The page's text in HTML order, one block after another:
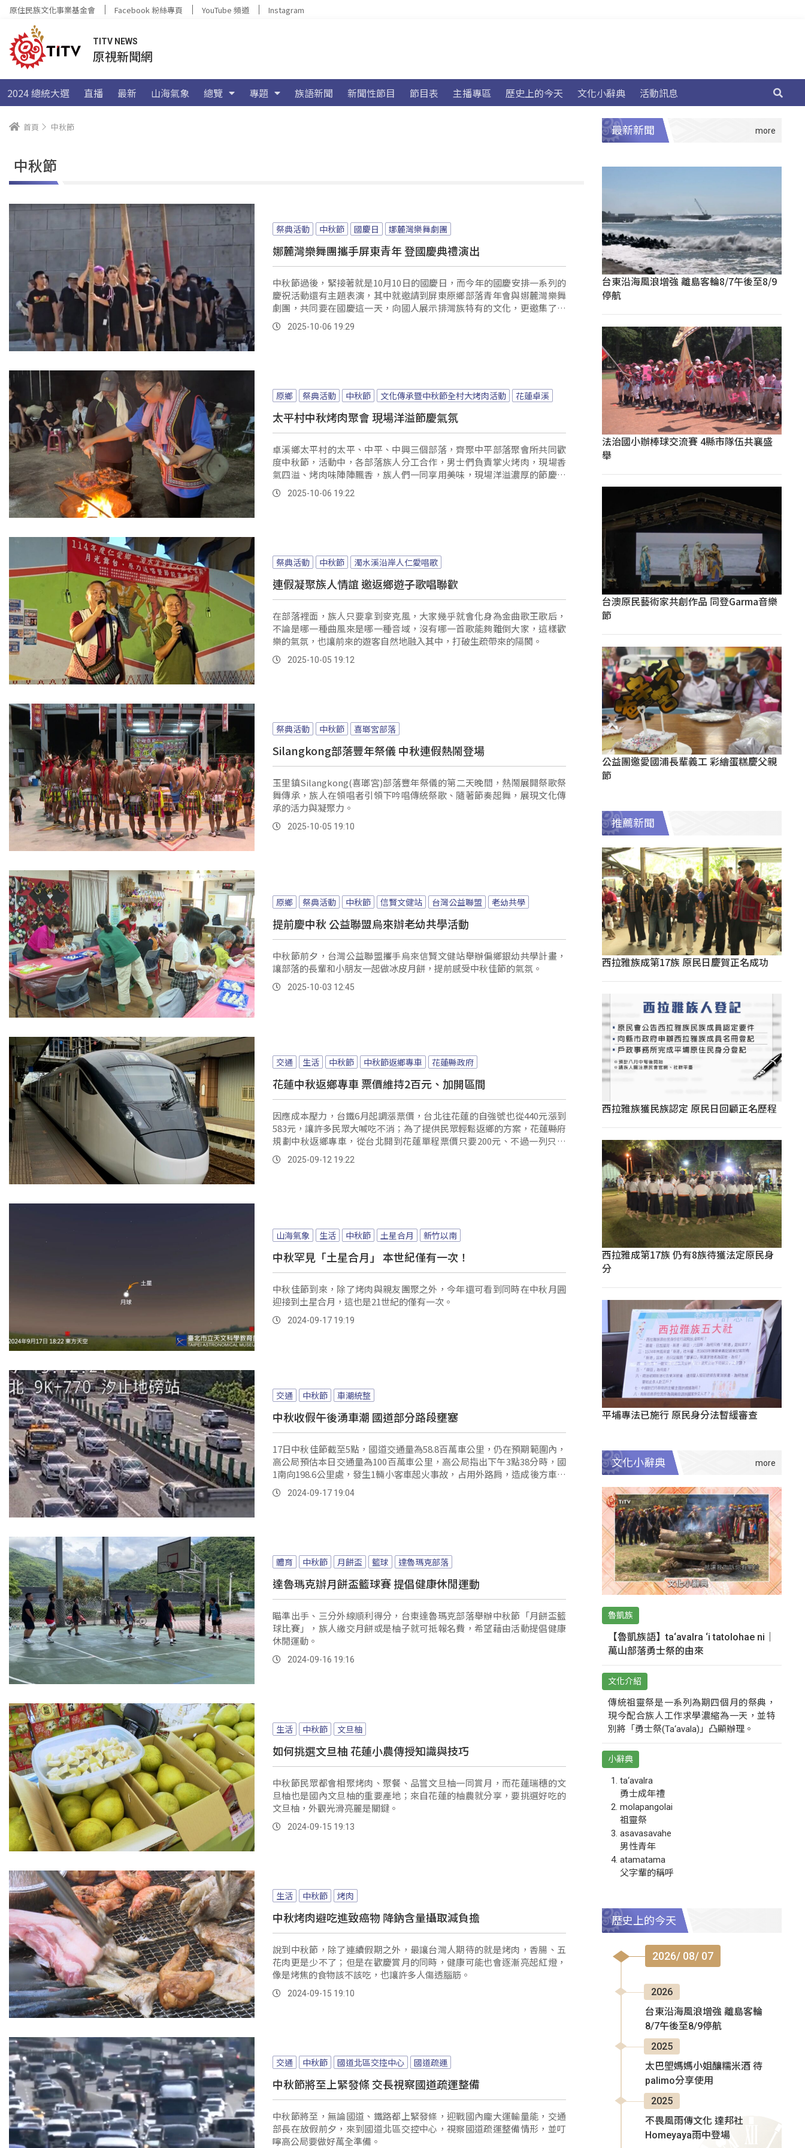
原住民族文化事業基金會 Facebook 粉絲專頁 YouTube 頻道 Instagram
TITV NEWS
原視新聞網
2024 總統大選 直播 最新 山海氣象 總覽 專題 族語新聞 新聞性節目 節目表 主播專區 歷史上的今天 文化小辭典 活動訊息
首頁 中秋節
中秋節
祭典活動 中秋節 國慶日 娜麓灣樂舞劇團
娜麓灣樂舞團攜手屏東青年 登國慶典禮演出
中秋節過後，緊接著就是10月10日的國慶日，而今年的國慶安排一系列的
慶祝活動還有主題表演，其中就邀請到屏東原鄉部落青年會與娜麓灣樂舞
劇團，共同要在國慶這一天，向國人展示排灣族特有的文化，更邀集了不
同部落一起盛大演出。
2025-10-06 19:29
原鄉 祭典活動 中秋節 文化傳承暨中秋節全村大烤肉活動 花蓮卓溪
太平村中秋烤肉聚會 現場洋溢節慶氣氛
卓溪鄉太平村的太平、中平、中興三個部落，齊聚中平部落聚會所共同歡
度中秋節，活動中，各部落族人分工合作，男士們負責掌火烤肉，現場香
氣四溢、烤肉味陣陣飄香，族人們一同享用美味，現場洋溢濃厚的節慶氣
氛。2025-10-06 19:22
祭典活動 中秋節 濁水溪沿岸人仁愛唱歌
連假凝聚族人情誼 邀返鄉遊子歌唱聯歡
在部落裡面，族人只要拿到麥克風，大家幾乎就會化身為金曲歌王歌后，
不論是哪一種曲風來是哪一種音域，沒有哪一首歌能夠難倒大家，這樣歡
樂的氣氛，也讓前來的遊客自然地融入其中，打破生疏帶來的隔閡。
2025-10-05 19:12
祭典活動 中秋節 喜瑯宮部落
Silangkong部落豐年祭儀 中秋連假熱鬧登場
玉里鎮Silangkong(喜瑯宮)部落豐年祭儀的第二天晚間，熱鬧展開祭歌祭
舞傳承，族人在領唱者引領下吟唱傳統祭歌、隨著節奏起舞，展現文化傳
承的活力與凝聚力。
2025-10-05 19:10
原鄉 祭典活動 中秋節 信賢文健站 台灣公益聯盟 老幼共學
提前慶中秋 公益聯盟烏來辦老幼共學活動
中秋節前夕，台灣公益聯盟攜手烏來信賢文健站舉辦偏鄉銀幼共學計畫，
讓部落的長輩和小朋友一起做冰皮月餅，提前感受中秋佳節的氣氛。
2025-10-03 12:45
交通 生活 中秋節 中秋節返鄉專車 花蓮縣政府
花蓮中秋返鄉專車 票價維持2百元、加開區間
因應成本壓力，台鐵6月起調漲票價，台北往花蓮的自強號也從440元漲到
583元，讓許多民眾大喊吃不消；為了提供民眾輕鬆返鄉的方案，花蓮縣府
規劃中秋返鄉專車，從台北開到花蓮單程票價只要200元、不過一列只有
372個座位。
2025-09-12 19:22
山海氣象 生活 中秋節 土星合月 新竹以南
中秋罕見「土星合月」 本世紀僅有一次！
中秋佳節到來，除了烤肉與親友團聚之外，今年還可看到同時在中秋月圓
迎接到土星合月，這也是21世紀的僅有一次。
2024-09-17 19:19
交通 中秋節 車潮統整
中秋收假午後湧車潮 國道部分路段壅塞
17日中秋佳節截至5點，國道交通量為58.8百萬車公里，仍在預期範圍內，
高公局預估本日交通量為100百萬車公里，高公局指出下午3點38分時，國
1南向198.6公里處，發生1輛小客車起火事故，占用外路肩，造成後方車流
回堵5公里。
2024-09-17 19:04
體育 中秋節 月餅盃 籃球 達魯瑪克部落
達魯瑪克辦月餅盃籃球賽 提倡健康休閒運動
瞄準出手、三分外線順利得分，台東達魯瑪克部落舉辦中秋節「月餅盃籃
球比賽」，族人繳交月餅或是柚子就可抵報名費，希望藉由活動提倡健康
休閒運動。
2024-09-16 19:16
生活 中秋節 文旦柚
如何挑選文旦柚 花蓮小農傳授知識與技巧
中秋節民眾都會相聚烤肉、聚餐、品嘗文旦柚一同賞月，而花蓮瑞穗的文
旦柚也是國內文旦柚的重要產地；來自花蓮的柚農就分享，要挑選好吃的
文旦柚，外觀光滑亮麗是關鍵。
2024-09-15 19:13
生活 中秋節 烤肉
中秋烤肉避吃進致癌物 降鈉含量攝取減負擔
說到中秋節，除了連續假期之外，最讓台灣人期待的就是烤肉，香腸、五
花肉更是少不了；但是在歡慶賞月的同時，健康可能也會逐漸亮起紅燈，
像是烤焦的食物該不該吃，也讓許多人傷透腦筋。
2024-09-15 19:10
交通 中秋節 國道北區交控中心 國道疏運
中秋節將至上緊發條 交長視察國道疏運整備
中秋節將至，無論國道、鐵路都上緊發條，迎戰國內龐大運輸量能，交通
部長在放假前夕，來到國道北區交控中心，視察國道疏運整備情形，並叮
嚀高公局要做好萬全準備。
最新新聞
台東沿海風浪增強 離島客輪8/7午後至8/9
停航
法治國小辦棒球交流賽 4縣市隊伍共襄盛
舉
台澳原民藝術家共創作品 同登Garma音樂
節
公益團邀愛國浦長輩義工 彩繪蛋糕慶父親
節
推薦新聞
西拉雅族成第17族 原民日慶賀正名成功
西拉雅族獲民族認定 原民日回顧正名歷程
西拉雅成第17族 仍有8族待獲法定原民身
分
平埔專法已施行 原民身分法暫緩審查
文化小辭典
魯凱族
【魯凱族語】ta‘avalra ‘i tatolohae ni｜
萬山部落勇士祭的由來
文化介紹
傳統祖靈祭是一系列為期四個月的祭典，
現今配合族人工作求學濃縮為一天，並特
別將「勇士祭(Ta‘avala)」凸顯辦理。
小辭典
ta‘avalra
勇士成年禮
molapangolai
祖靈祭
asavasavahe
男性青年
atamatama
父字輩的稱呼
歷史上的今天
2026/ 08/ 07
2026
台東沿海風浪增強 離島客輪
8/7午後至8/9停航
2025
太巴塱媽媽小姐釀糯米酒 待
palimo分享使用
2025
不畏風雨傳文化 達邦社
Homeyaya雨中登場